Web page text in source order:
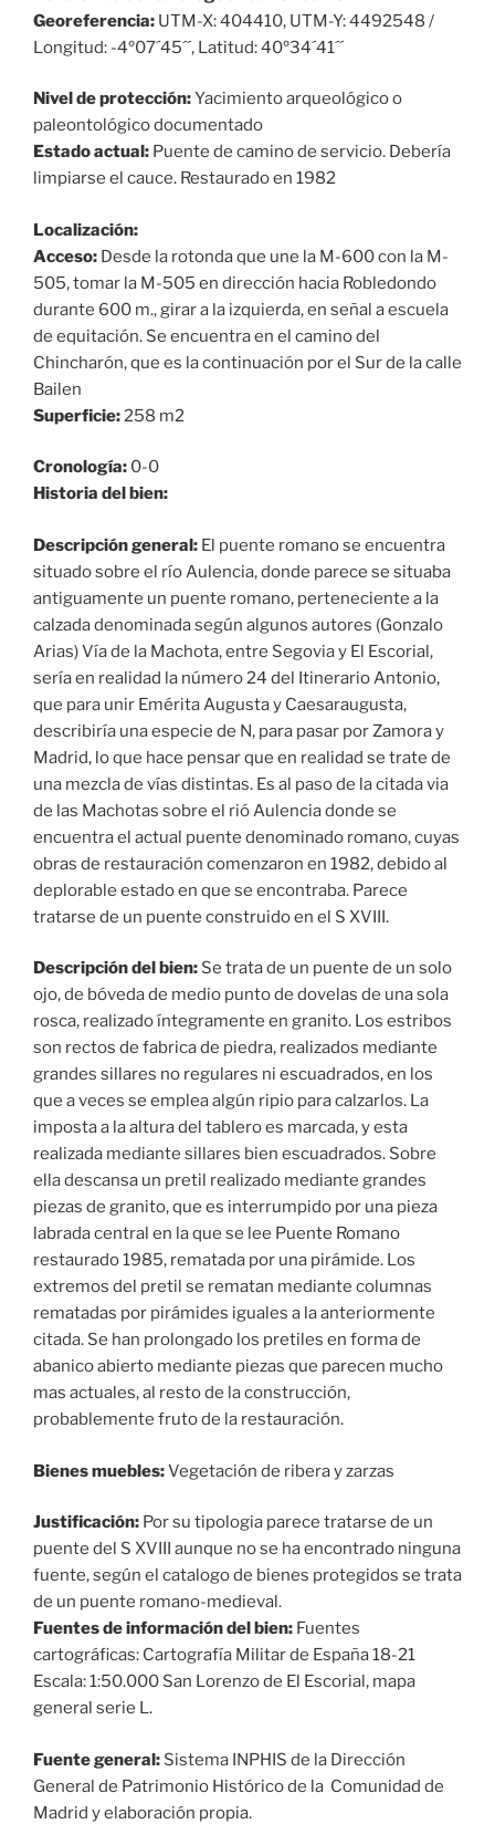
Georeferencia: UTM-X: 404410, UTM-Y: 4492548 /
Longitud: -4º07´45´´, Latitud: 40º34´41´´
Nivel de protección:Yacimiento arqueológico o
paleontológico documentado
Estado actual: Puente de camino de servicio. Debería
limpiarse el cauce. Restaurado en 1982
Localización:
Acceso: Desde la rotonda que une la M-600 con la M-
505, tomar la M-505 en dirección hacia Robledondo
durante 600 m., girar a la izquierda, en señal a escuela
de equitación. Se encuentra en el camino del
Chincharón, que es la continuación por el Sur de la calle
Bailen
Superficie: 258 m2
Cronología: 0-0
Historia del bien:
Descripción general: El puente romano se encuentra
situado sobre el río Aulencia, donde parece se situaba
antiguamente un puente romano, perteneciente a la
calzada denominada según algunos autores (Gonzalo
Arias) Vía de la Machota, entre Segovia y El Escorial,
sería en realidad la número 24 del Itinerario Antonio,
que para unir Emérita Augusta y Caesaraugusta,
describiría una especie de N, para pasar por Zamora y
Madrid, lo que hace pensar que en realidad se trate de
una mezcla de vías distintas. Es al paso de la citada via
de las Machotas sobre el rió Aulencia donde se
encuentra el actual puente denominado romano, cuyas
obras de restauración comenzaron en 1982, debido al
deplorable estado en que se encontraba. Parece
tratarse de un puente construido en el S XVIII.
Descripción del bien: Se trata de un puente de un solo
ojo, de bóveda de medio punto de dovelas de una sola
rosca, realizado íntegramente en granito. Los estribos
son rectos de fabrica de piedra, realizados mediante
grandes sillares no regulares ni escuadrados, en los
que a veces se emplea algún ripio para calzarlos. La
imposta a la altura del tablero es marcada, y esta
realizada mediante sillares bien escuadrados. Sobre
ella descansa un pretil realizado mediante grandes
piezas de granito, que es interrumpido por una pieza
labrada central en la que se lee Puente Romano
restaurado 1985, rematada por una pirámide. Los
extremos del pretil se rematan mediante columnas
rematadas por pirámides iguales a la anteriormente
citada. Se han prolongado los pretiles en forma de
abanico abierto mediante piezas que parecen mucho
mas actuales, al resto de la construcción,
probablemente fruto de la restauración.
Bienes muebles:Vegetación de ribera y zarzas
Justificación: Por su tipologia parece tratarse de un
puente del S XVIII aunque no se ha encontrado ninguna
fuente, según el catalogo de bienes protegidos se trata
de un puente romano-medieval.
Fuentes de información del bien: Fuentes
cartográficas: Cartografía Militar de España 18-21
Escala: 1:50.000 San Lorenzo de El Escorial, mapa
general serie L.
Fuente general: Sistema INPHIS de la Dirección
General de Patrimonio Histórico de la Comunidad de
Madrid y elaboración propia.